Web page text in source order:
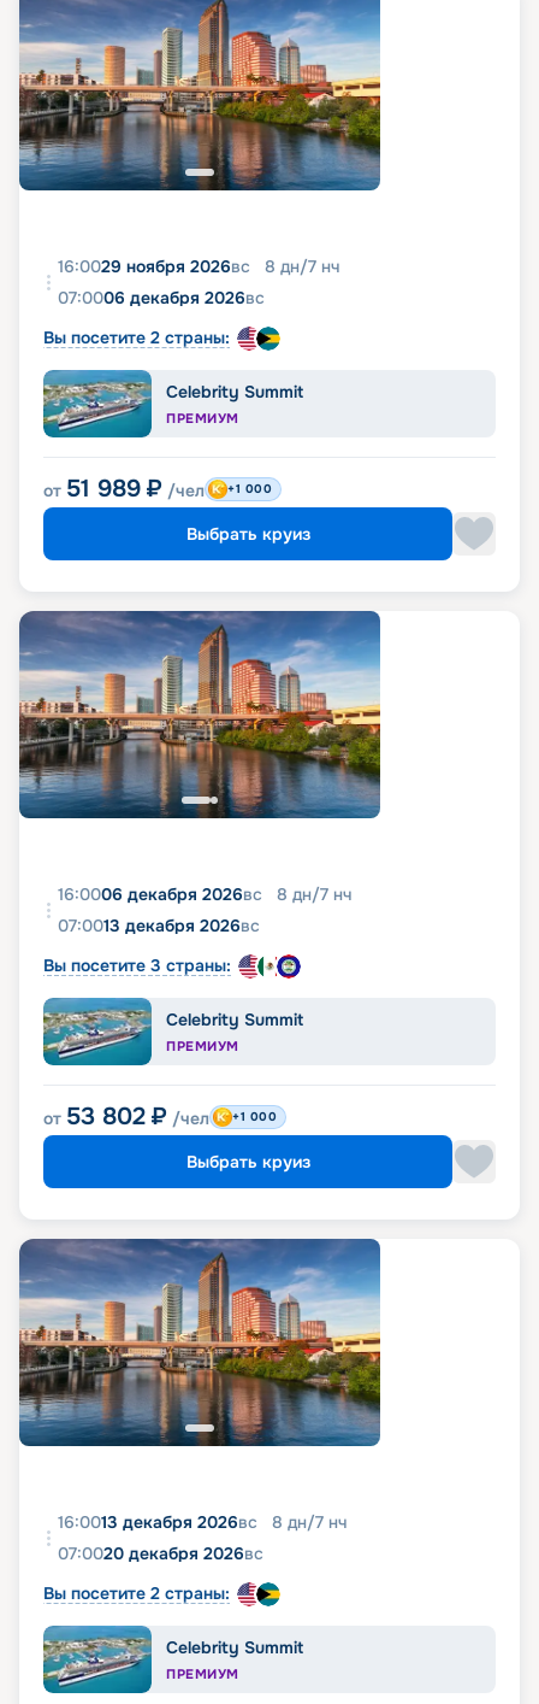
16:0029 ноября 2026вс 8 дн/7 нч
07:0006 декабря 2026вс
Вы посетите 2 страны:
Celebrity Summit
ПРЕМИУМ
от 51 989 ₽ /чел +1 000
Выбрать круиз
16:0006 декабря 2026вс 8 дн/7 нч
07:0013 декабря 2026вс
Вы посетите 3 страны:
Celebrity Summit
ПРЕМИУМ
от 53 802 ₽ /чел +1 000
Выбрать круиз
16:0013 декабря 2026вс 8 дн/7 нч
07:0020 декабря 2026вс
Вы посетите 2 страны:
Celebrity Summit
ПРЕМИУМ